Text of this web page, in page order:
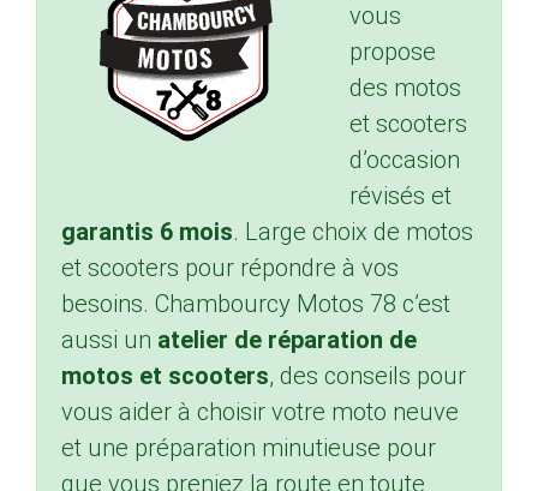
vous
propose
des motos
et scooters
d’occasion
révisés et
garantis 6 mois. Large choix de motos
et scooters pour répondre à vos
besoins. Chambourcy Motos 78 c’est
aussi un atelier de réparation de
motos et scooters, des conseils pour
vous aider à choisir votre moto neuve
et une préparation minutieuse pour
que vous preniez la route en toute